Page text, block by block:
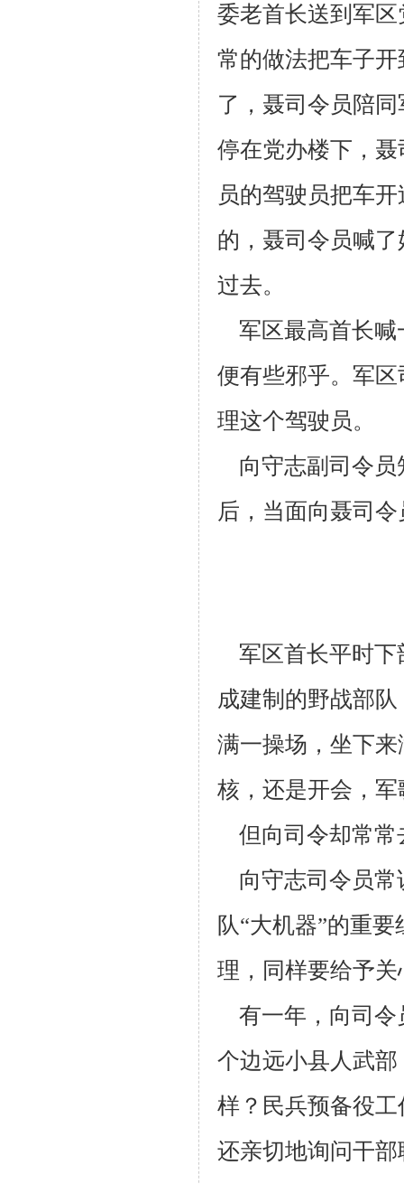
委老首长送到军
常的做法把车子开
了，聂司令 员陪
停在党办楼下，
员的驾驶员把车
的，聂司令员喊
过去。
军区最高首长喊
便有些邪乎。军
理这个驾驶员。
向守志副司令员
后，当面向聂司
军区首长平时下
成建制的野战部
满一操场，坐下来
核，还是开会， 军
但向司令却常常
向守志司令员常
队“大机器”的重
理，同样要给予
有一年，向司令
个边远小县人武
样？民兵预备役工
还亲切地询问干